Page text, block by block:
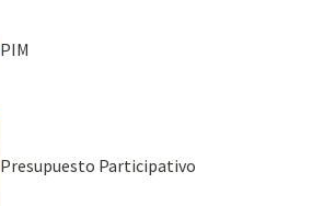
PIM
Presupuesto Participativo